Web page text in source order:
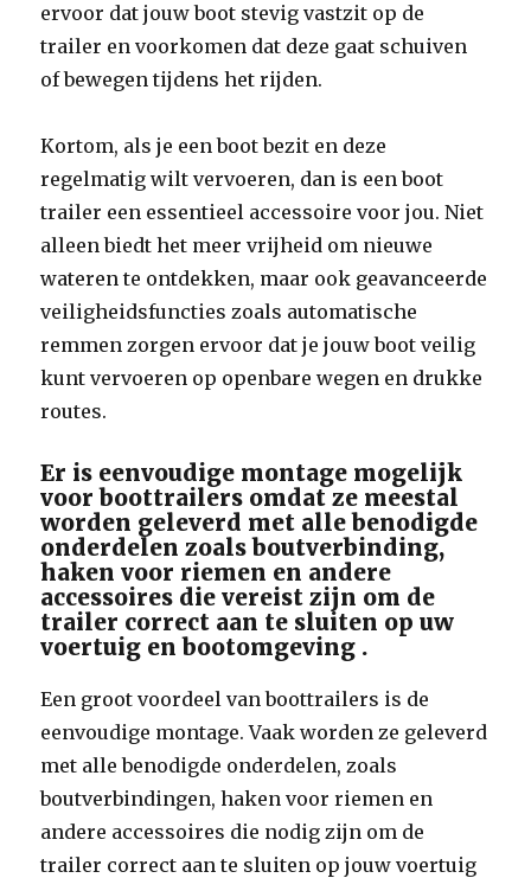
ervoor dat jouw boot stevig vastzit op de
trailer en voorkomen dat deze gaat schuiven
of bewegen tijdens het rijden.
Kortom, als je een boot bezit en deze
regelmatig wilt vervoeren, dan is een boot
trailer een essentieel accessoire voor jou. Niet
alleen biedt het meer vrijheid om nieuwe
wateren te ontdekken, maar ook geavanceerde
veiligheidsfuncties zoals automatische
remmen zorgen ervoor dat je jouw boot veilig
kunt vervoeren op openbare wegen en drukke
routes.
Er is eenvoudige montage mogelijk
voor boottrailers omdat ze meestal
worden geleverd met alle benodigde
onderdelen zoals boutverbinding,
haken voor riemen en andere
accessoires die vereist zijn om de
trailer correct aan te sluiten op uw
voertuig en bootomgeving .
Een groot voordeel van boottrailers is de
eenvoudige montage. Vaak worden ze geleverd
met alle benodigde onderdelen, zoals
boutverbindingen, haken voor riemen en
andere accessoires die nodig zijn om de
trailer correct aan te sluiten op jouw voertuig